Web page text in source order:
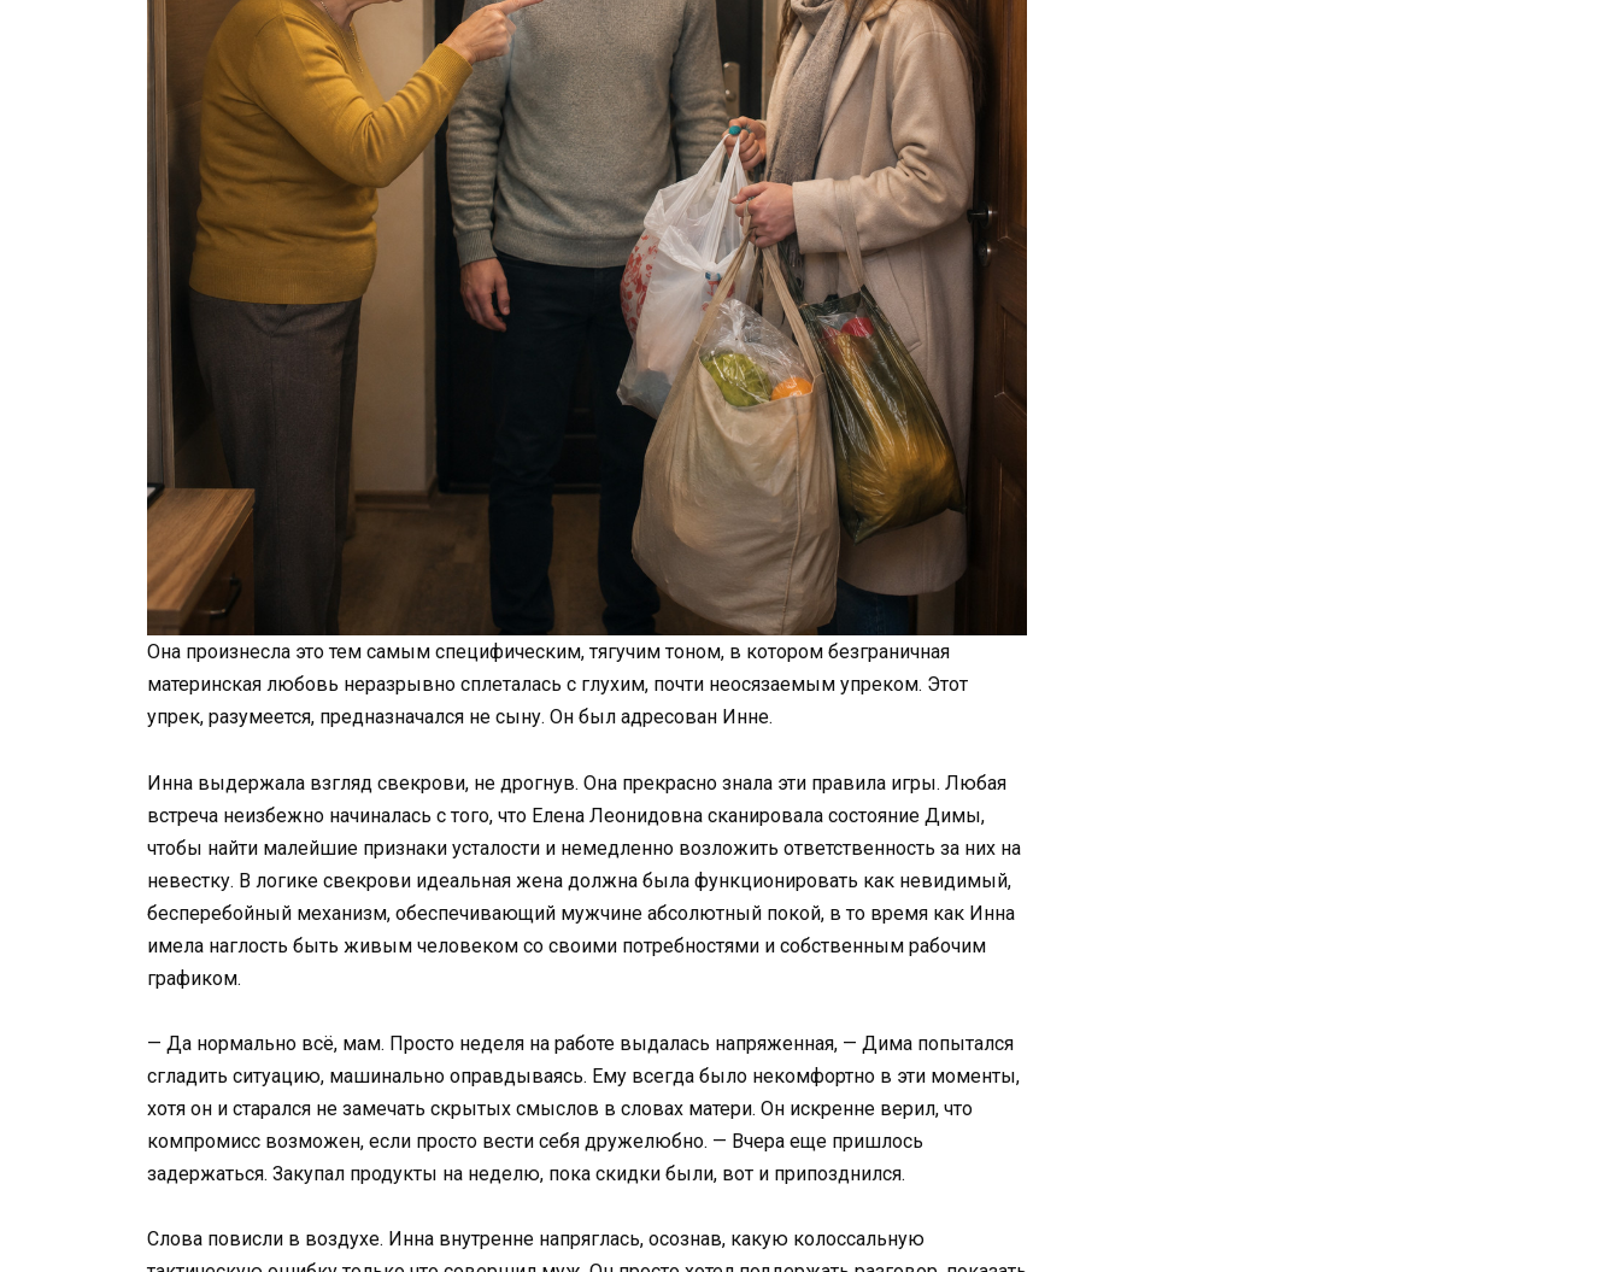
Она произнесла это тем самым специфическим, тягучим тоном, в котором безграничная
материнская любовь неразрывно сплеталась с глухим, почти неосязаемым упреком. Этот
упрек, разумеется, предназначался не сыну. Он был адресован Инне.
Инна выдержала взгляд свекрови, не дрогнув. Она прекрасно знала эти правила игры. Любая
встреча неизбежно начиналась с того, что Елена Леонидовна сканировала состояние Димы,
чтобы найти малейшие признаки усталости и немедленно возложить ответственность за них на
невестку. В логике свекрови идеальная жена должна была функционировать как невидимый,
бесперебойный механизм, обеспечивающий мужчине абсолютный покой, в то время как Инна
имела наглость быть живым человеком со своими потребностями и собственным рабочим
графиком.
— Да нормально всё, мам. Просто неделя на работе выдалась напряженная, — Дима попытался
сгладить ситуацию, машинально оправдываясь. Ему всегда было некомфортно в эти моменты,
хотя он и старался не замечать скрытых смыслов в словах матери. Он искренне верил, что
компромисс возможен, если просто вести себя дружелюбно. — Вчера еще пришлось
задержаться. Закупал продукты на неделю, пока скидки были, вот и припозднился.
Слова повисли в воздухе. Инна внутренне напряглась, осознав, какую колоссальную